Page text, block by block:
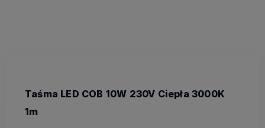
Taśma LED COB 10W 230V Ciepła 3000K
1m